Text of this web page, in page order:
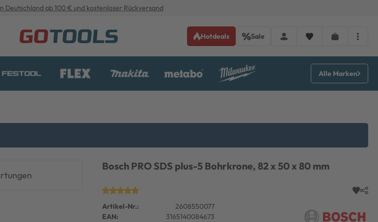
Deutschland ab 100 € und kostenloser Rückversand
Hotdeals Sale
Alle Marken
Bosch PRO SDS plus-5 Bohrkrone, 82 x 50 x 80 mm
Artikel-Nr.:
2608550077
EAN:
3165140084673